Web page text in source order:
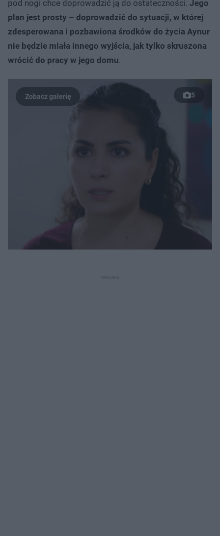
pod nogi chce doprowadzić ją do ostateczności. Jego
plan jest prosty – doprowadzić do sytuacji, w której
zdesperowana i pozbawiona środków do życia Aynur
nie będzie miała innego wyjścia, jak tylko skruszona
wrócić do pracy w jego domu.
5